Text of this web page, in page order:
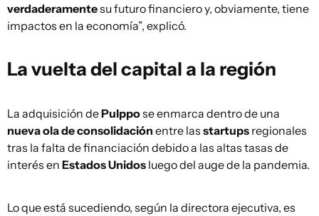
verdaderamentesu futuro financiero y, obviamente, tiene
impactos en la economía”, explicó.
La vuelta del capital a la región
La adquisición dePulppose enmarca dentro de una
nueva ola de consolidación entre las startups regionales
tras la falta de financiación debido a las altas tasas de
interés en Estados Unidos luego del auge de la pandemia.
Lo que está sucediendo, según la directora ejecutiva, es